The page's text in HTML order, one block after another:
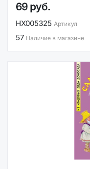
69 руб.
НХ005325 Артикул
57 Наличие в магазине